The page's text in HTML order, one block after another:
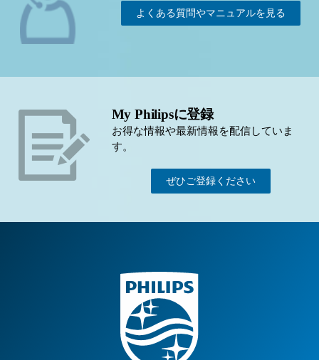
よくある質問やマニュアルを見る
My Philipsに登録
お得な情報や最新情報を配信していま
す。
ぜひご登録ください